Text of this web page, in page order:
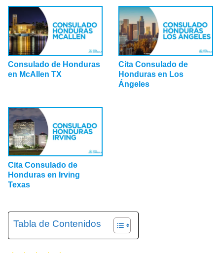
Consulado de Honduras
en McAllen TX
Cita Consulado de
Honduras en Los
Ángeles
Cita Consulado de
Honduras en Irving
Texas
Tabla de Contenidos